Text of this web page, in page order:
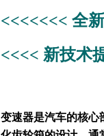
<<<<<<< 全
<<<< 新技术
变速器是汽车的核心